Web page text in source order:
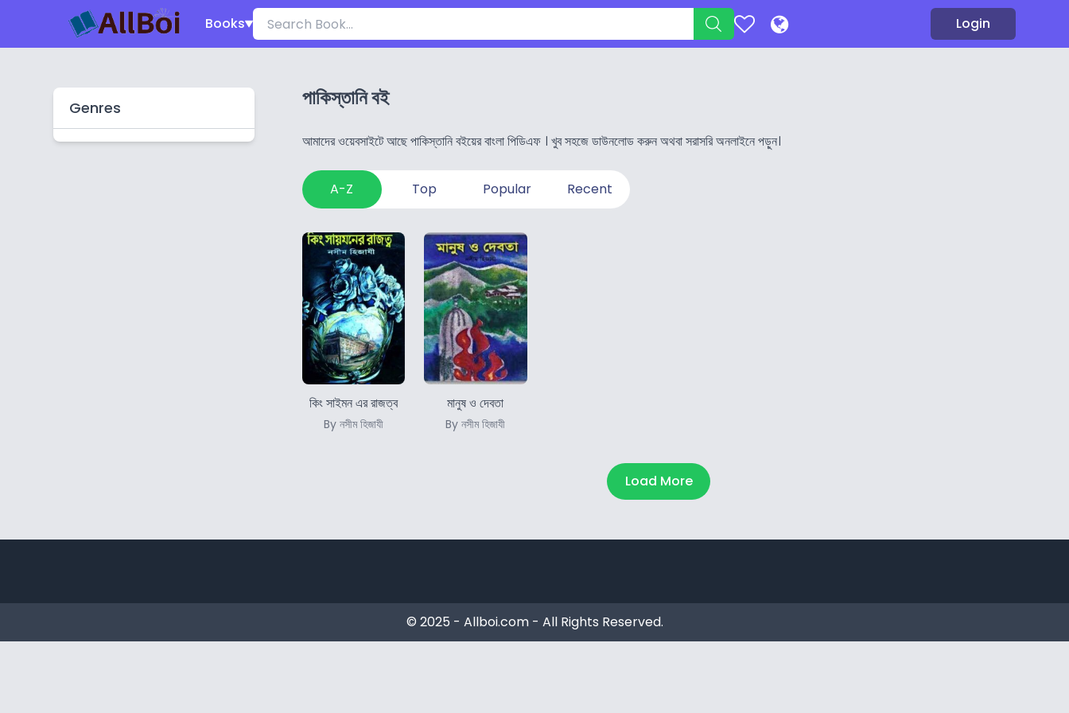
Books Login
Genres পাকিস্তানি বই
আমাদের ওয়েবসাইটে আছে পাকিস্তানি বইয়ের বাংলা পিডিএফ । খুব সহজে ডাউনলোড করুন অথবা সরাসরি অনলাইনে পড়ুন।
A-Z Top Popular Recent
কিং সাইমন এর রাজত্ব
By নসীম হিজাযী
মানুষ ও দেবতা
By নসীম হিজাযী
Load More
© 2025 - Allboi.com - All Rights Reserved.